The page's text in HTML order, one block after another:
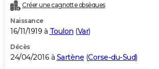
Créer une cagnotte obsèques
Naissance
16/11/1919 à Toulon (Var)
Décès
24/04/2016 à Sartène (Corse-du-Sud)